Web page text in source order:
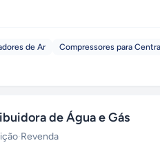
de Ar Compressores para
de Água e Gás
·Revenda